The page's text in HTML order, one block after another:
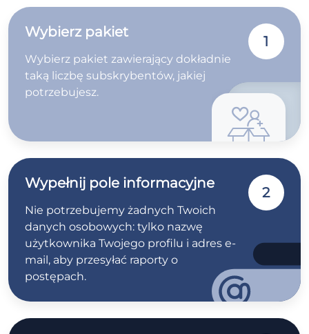
Wybierz pakiet
Wybierz pakiet zawierający dokładnie
taką liczbę subskrybentów, jakiej
potrzebujesz.
1
Wypełnij pole informacyjne
Nie potrzebujemy żadnych Twoich
danych osobowych: tylko nazwę
użytkownika Twojego profilu i adres e-
mail, aby przesyłać raporty o
postępach.
2